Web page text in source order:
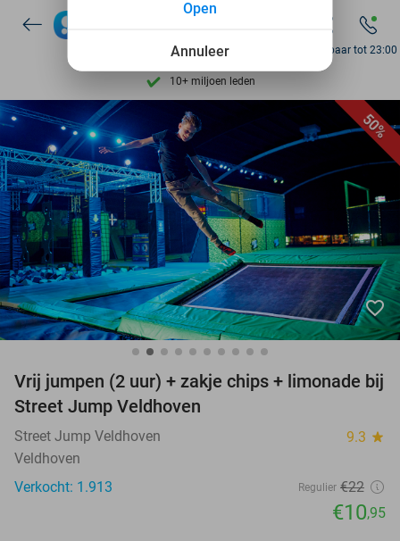
7 dagen per week beschikbaar
10+ miljoen leden
9,4 op basis van
Ontdek 15.000+ deals
7 dagen per week beschikbaar
10+ miljoen leden
Bereikbaar tot 23:00
50%
favorite_border
Vrij jumpen (2 uur) + zakje chips + limonade bij
Street Jump Veldhoven
Street Jump Veldhoven 9.3 star
Veldhoven
Verkocht: 1.913
Regulier €22
€10,95
Annuleer
Open